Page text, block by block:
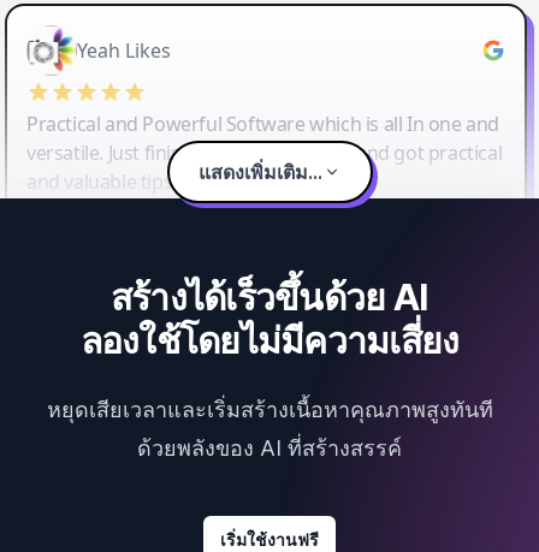
Yeah Likes
Practical and Powerful Software which is all In one and
versatile. Just finished their workshop and got practical
and valuable tips and tricks.
แสดงเพิ่มเติม...
สร้างได้เร็วขึ้นด้วย AI
ลองใช้โดยไม่มีความเสี่ยง
หยุดเสียเวลาและเริ่มสร้างเนื้อหาคุณภาพสูงทันที
ด้วยพลังของ AI ที่สร้างสรรค์
เริ่มใช้งานฟรี